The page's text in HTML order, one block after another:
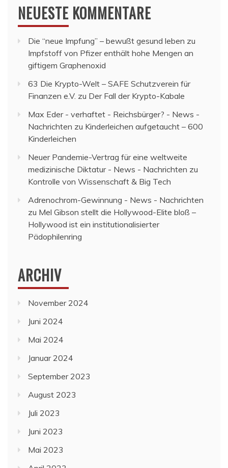
NEUESTE KOMMENTARE
Die “neue Impfung” – bewußt gesund leben zu
Impfstoff von Pfizer enthält hohe Mengen an
giftigem Graphenoxid
63 Die Krypto-Welt – SAFE Schutzverein für
Finanzen e.V. zu Der Fall der Krypto-Kabale
Max Eder - verhaftet - Reichsbürger? - News -
Nachrichten zu Kinderleichen aufgetaucht – 600
Kinderleichen
Neuer Pandemie-Vertrag für eine weltweite
medizinische Diktatur - News - Nachrichten zu
Kontrolle von Wissenschaft & Big Tech
Adrenochrom-Gewinnung - News - Nachrichten
zu Mel Gibson stellt die Hollywood-Elite bloß –
Hollywood ist ein institutionalisierter
Pädophilenring
ARCHIV
November 2024
Juni 2024
Mai 2024
Januar 2024
September 2023
August 2023
Juli 2023
Juni 2023
Mai 2023